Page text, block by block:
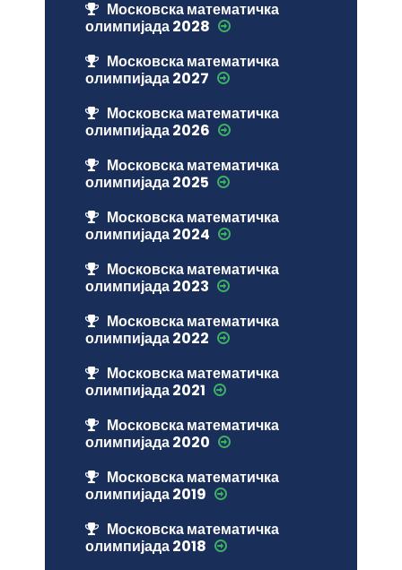
Московска математичка
олимпијада 2028
Московска математичка
олимпијада 2027
Московска математичка
олимпијада 2026
Московска математичка
олимпијада 2025
Московска математичка
олимпијада 2024
Московска математичка
олимпијада 2023
Московска математичка
олимпијада 2022
Московска математичка
олимпијада 2021
Московска математичка
олимпијада 2020
Московска математичка
олимпијада 2019
Московска математичка
олимпијада 2018